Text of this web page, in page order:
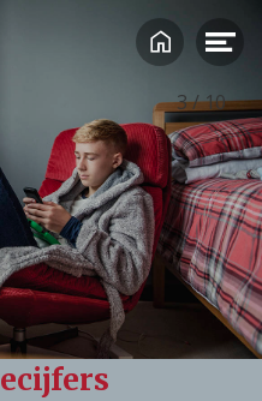
termen gebruiken we?
voor de term zelfmoord, om
van haar doelgroep. Daar
dat het woord ‘zelfmoord’
wordt. In deze special
gebruiken die zij
3/10